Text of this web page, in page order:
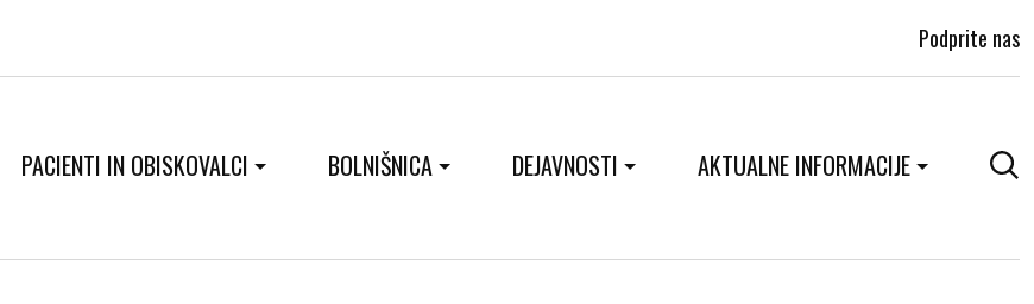
Podprite nas
PACIENTI IN OBISKOVALCI BOLNIŠNICA DEJAVNOSTI AKTUALNE INFORMACIJE